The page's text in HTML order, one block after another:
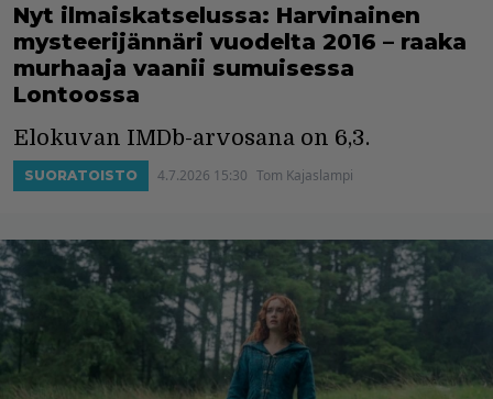
Nyt ilmaiskatselussa: Harvinainen
mysteerijännäri vuodelta 2016 – raaka
murhaaja vaanii sumuisessa
Lontoossa
Elokuvan IMDb-arvosana on 6,3.
SUORATOISTO 4.7.2026 15:30 Tom Kajaslampi